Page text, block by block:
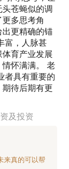
分行业可以
的核心商业和
算机硕士学
问。
资、企业运
、观察者、亲
、经营有着独
经验能帮助
苍蝇似的调
多思考角
更精确的锚
富，人脉甚
育产业发展
怀满满。 老
者具有重要的
待后期有更
及投资
来真的可以帮